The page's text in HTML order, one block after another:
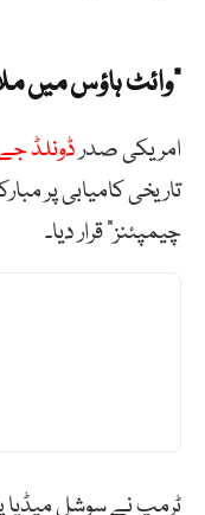
“وائٹ ہاؤس میں
امریکی صدرڈونلڈ
تاریخی کامیابی پر
چیمپئنز” قرار دیا۔
ٹرمپ نے سوشل میڈیا